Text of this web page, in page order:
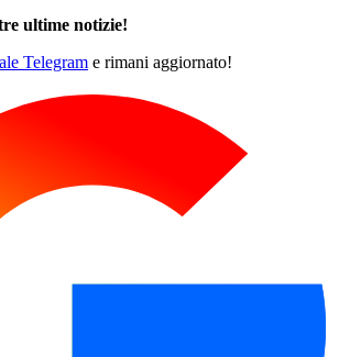
ultime notizie!
Telegram e rimani aggiornato!